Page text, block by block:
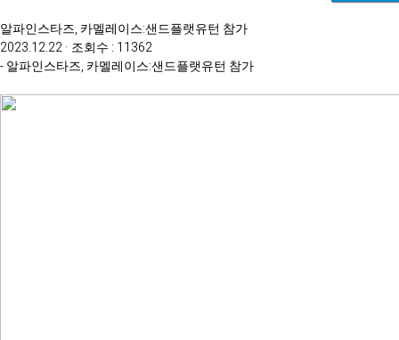
알파인스타즈, 카멜레이스:샌드플랫유턴 참가
2023.12.22 · 조회수 : 11362
- 알파인스타즈, 카멜레이스:샌드플랫유턴 참가